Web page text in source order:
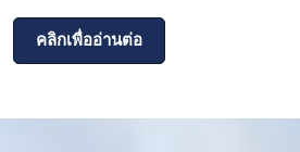
คลิกเพื่ออ่านต่อ